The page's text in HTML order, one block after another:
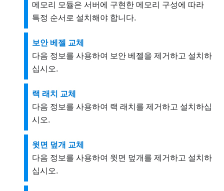
메모리 모듈은 서버에 구현한 메모리 구성에 따라
특정 순서로 설치해야 합니다.
보안 베젤 교체
다음 정보를 사용하여 보안 베젤을 제거하고 설치하
십시오.
랙 래치 교체
다음 정보를 사용하여 랙 래치를 제거하고 설치하십
시오.
윗면 덮개 교체
다음 정보를 사용하여 윗면 덮개를 제거하고 설치하
십시오.